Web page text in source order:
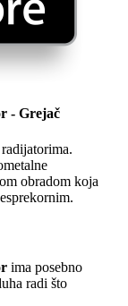
- Grejač
obradom koja
ima posebno
radi što